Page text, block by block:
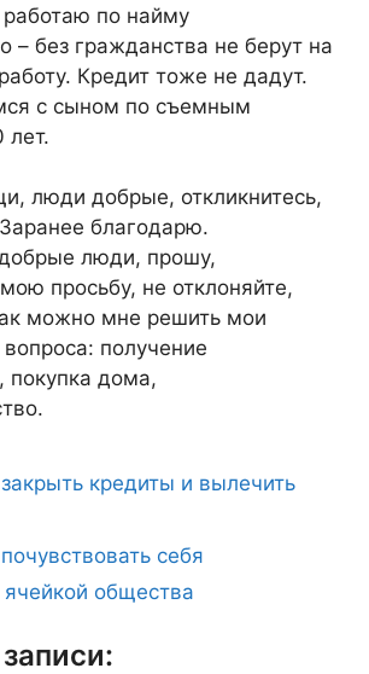
работаю по найму
– без гражданства не берут на
Кредит тоже не дадут.
с сыном по съемным
лет.
люди добрые, откликнитесь,
благодарю.
люди, прошу,
просьбу, не отклоняйте,
можно мне решить мои
получение
покупка дома,
кредиты и вылечить
себя
общества